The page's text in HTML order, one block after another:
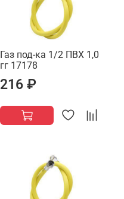
Газ под-ка 1/2 ПВХ 1,0
гг 17178
216 ₽